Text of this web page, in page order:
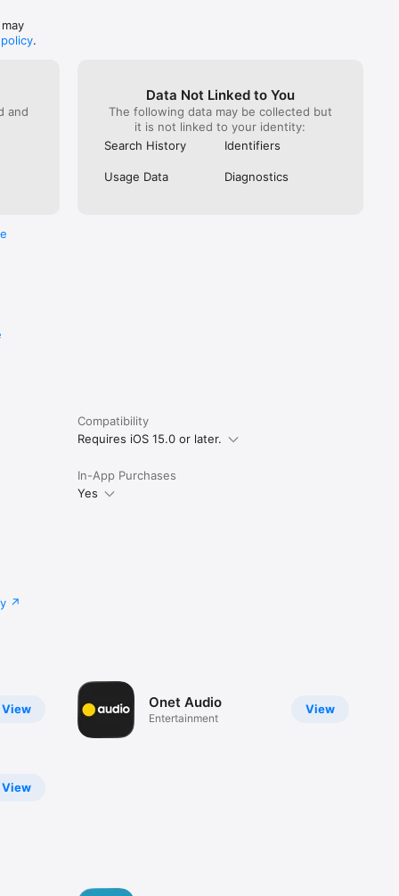
.
and
Data Not Linked to You
The following data may be collected but
it is not linked to your identity:
Search History
Identifiers
Usage Data Diagnostics
Compatibility
Requires iOS 15.0 or later.
In-App Purchases
Yes
View
View
View
Onet Audio
Entertainment